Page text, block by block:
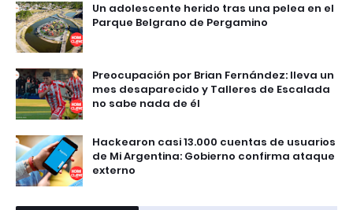
Un adolescente herido tras una pelea en el
Parque Belgrano de Pergamino
Preocupación por Brian Fernández: lleva un
mes desaparecido y Talleres de Escalada
no sabe nada de él
Hackearon casi 13.000 cuentas de usuarios
de Mi Argentina: Gobierno confirma ataque
externo